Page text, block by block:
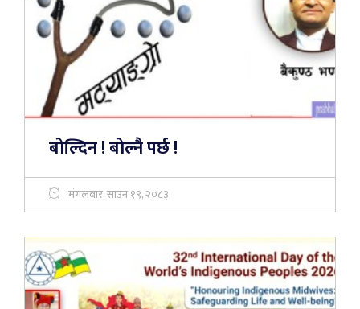
बोल्दिन ! बोल्नै पर्छ !
मंगलबार, साउन १९, २०८३